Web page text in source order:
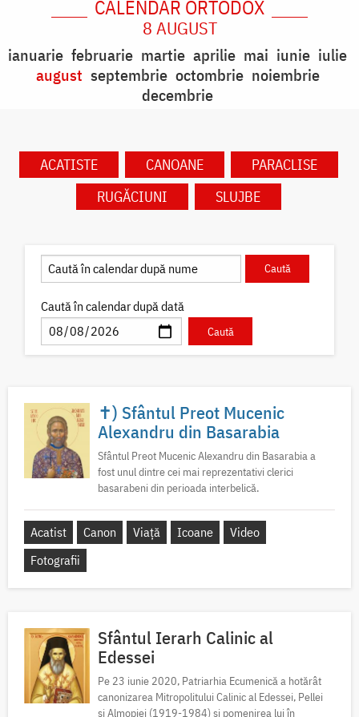
CALENDAR ORTODOX
8 AUGUST
ianuarie februarie martie aprilie mai iunie iulie
august septembrie octombrie noiembrie
decembrie
ACATISTE CANOANE
PARACLISE
RUGĂCIUNI
SLUJBE
Caută în calendar după dată
✝) Sfântul Preot Mucenic
Alexandru din Basarabia
Sfântul Preot Mucenic Alexandru din Basarabia a
fost unul dintre cei mai reprezentativi clerici
basarabeni din perioada interbelică.
Acatist Canon Viață Icoane
Video
Fotografii
Sfântul Ierarh Calinic al
Edessei
Pe 23 iunie 2020, Patriarhia Ecumenică a hotărât
canonizarea Mitropolitului Calinic al Edessei, Pellei
și Almopiei (1919-1984) și pomenirea lui în